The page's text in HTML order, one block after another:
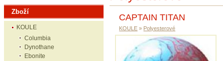
Zboží
KOULE
Columbia
Dynothane
Ebonite
CAPTAIN TITAN
KOULE » Polyesterové